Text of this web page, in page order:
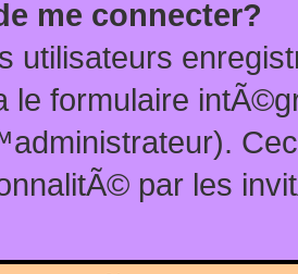
me connecter?
utilisateurs
le formulaire
par les